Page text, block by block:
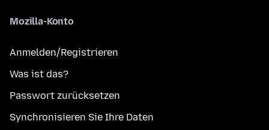
Mozilla-Konto
Anmelden/Registrieren
Was ist das?
Passwort zurücksetzen
Synchronisieren Sie Ihre Daten